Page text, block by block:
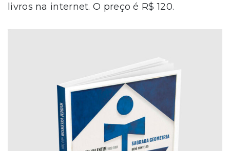
livros na internet. O preço é R$ 120.